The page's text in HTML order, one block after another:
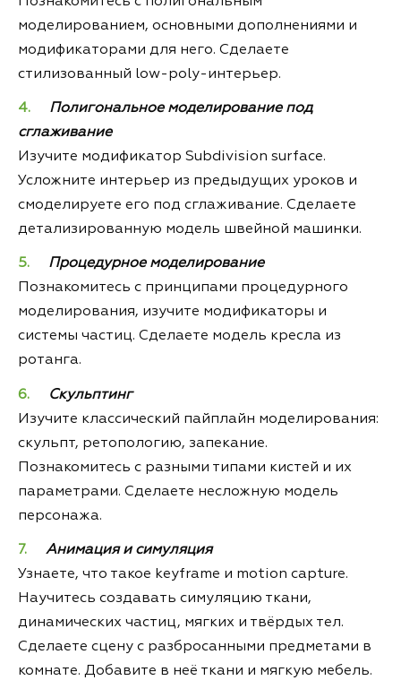
моделированием, основными дополнениями и
модификаторами для него. Сделаете
стилизованный low-poly-интерьер.
Полигональное моделирование под
сглаживание
Изучите модификатор Subdivision surface.
Усложните интерьер из предыдущих уроков и
смоделируете его под сглаживание. Сделаете
детализированную модель швейной машинки.
Процедурное моделирование
Познакомитесь с принципами процедурного
моделирования, изучите модификаторы и
системы частиц. Сделаете модель кресла из
ротанга.
Скульптинг
Изучите классический пайплайн моделирования:
скульпт, ретопологию, запекание.
Познакомитесь с разными типами кистей и их
параметрами. Сделаете несложную модель
персонажа.
Анимация и симуляция
Узнаете, что такое keyframe и motion capture.
Научитесь создавать симуляцию ткани,
динамических частиц, мягких и твёрдых тел.
Сделаете сцену с разбросанными предметами в
комнате. Добавите в неё ткани и мягкую мебель.